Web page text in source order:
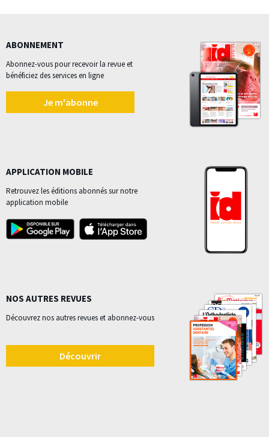
ABONNEMENT
Abonnez-vous pour recevoir la revue et
bénéficiez des services en ligne
Je m'abonne
APPLICATION MOBILE
Retrouvez les éditions abonnés sur notre
application mobile
NOS AUTRES REVUES
Découvrez nos autres revues et abonnez-vous
Découvrir